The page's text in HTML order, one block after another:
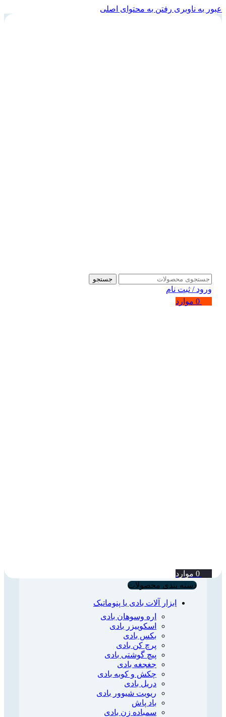
عبور به ناوبری رفتن به محتوای اصلی
جستجو
ورود / ثبت نام
0 موارد
0 موارد
دسته بندی محصولات
ابزار آلات بادی یا پنوماتیک
اره وسوهان بادی
اسکوییزر بادی
بکس بادی
پرچ کن بادی
پیچ گوشتی بادی
جغجغه بادی
چکش و کوبه بادی
دریل بادی
ریویت شیوور بادی
باد پاش
سمباده زن بادی